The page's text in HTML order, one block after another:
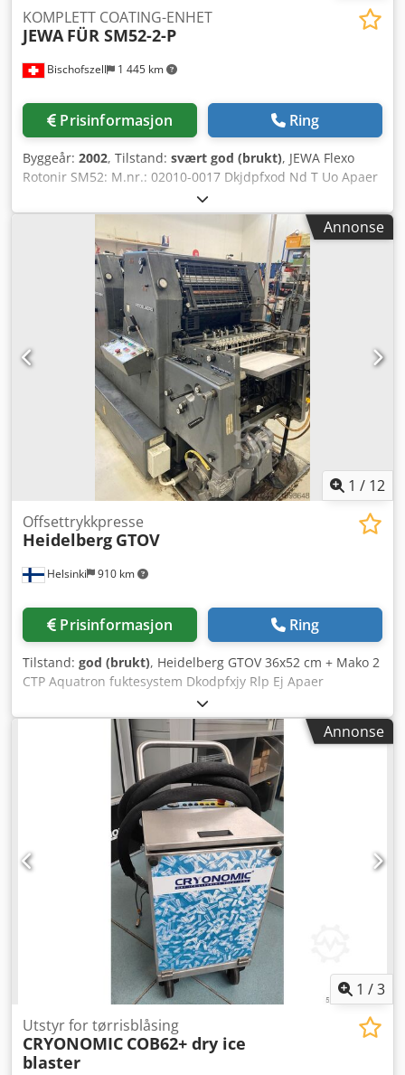
Bischofszell 1 445 km
KOMPLETT COATING-ENHET
JEWA FÜR SM52-2-P
Prisinformasjon Ring
Byggeår: 2002, Tilstand: svært god (brukt), JEWA Flexo
Rotonir SM52: M.nr.: 02010-0017 Dkjdpfxod Nd T Uo Apaer
BALDWIN: Type: FK-1-500 // Serienr.: 151166 // Art.-nr:
150.01.0001
Annonse
1 / 12
Helsinki 910 km
Offsettrykkpresse
Heidelberg GTOV
Prisinformasjon Ring
Tilstand: god (brukt), Heidelberg GTOV 36x52 cm + Mako 2
CTP Aquatron fuktesystem Dkodpfxjy Rlp Ej Apaer
Annonse
1 /3
Utstyr for tørrisblåsing
CRYONOMIC COB62+ dry ice
blaster